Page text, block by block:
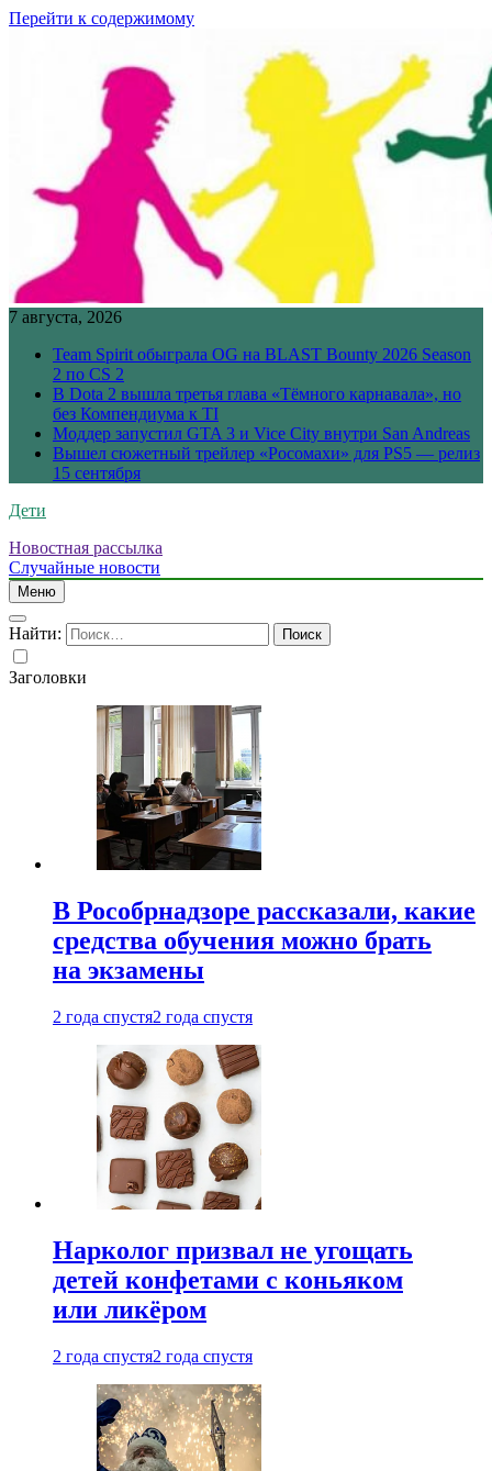
Перейти к содержимому
7 августа, 2026
Team Spirit обыграла OG на BLAST Bounty 2026 Season
2 по CS 2
В Dota 2 вышла третья глава «Тёмного карнавала», но
без Компендиума к TI
Моддер запустил GTA 3 и Vice City внутри San Andreas
Вышел сюжетный трейлер «Росомахи» для PS5 — релиз
15 сентября
Дети
Новостная рассылка
Случайные новости
Меню
Найти:
Заголовки
В Рособрнадзоре рассказали, какие
средства обучения можно брать
на экзамены
2 года спустя2 года спустя
Нарколог призвал не угощать
детей конфетами с коньяком
или ликёром
2 года спустя2 года спустя